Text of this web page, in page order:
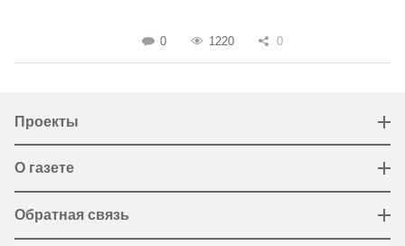
0 1220 0
Проекты
О газете
Обратная связь